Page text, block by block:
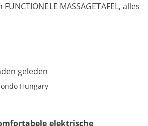
FUNCTIONELE MASSAGETAFEL, alles
geleden
Hungary
elektrische